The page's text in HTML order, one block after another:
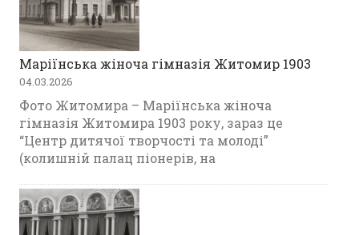
Маріїнська жіноча гімназія Житомир 1903
04.03.2026
Фото Житомира – Маріїнська жіноча
гімназія Житомира 1903 року, зараз це
“Центр дитячої творчості та молоді”
(колишній палац піонерів, на